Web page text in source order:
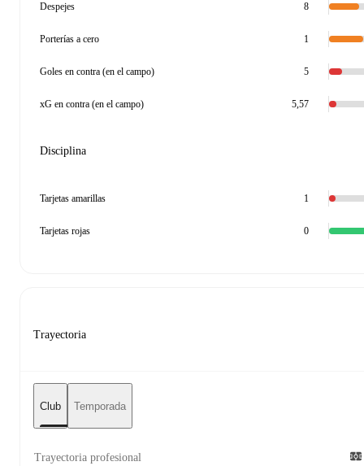
Despejes 8
Porterías a cero 1
Goles en contra (en el campo) 5
xG en contra (en el campo) 5,57
Disciplina
Tarjetas amarillas 1
Tarjetas rojas 0
Trayectoria
Club Temporada
Trayectoria profesional